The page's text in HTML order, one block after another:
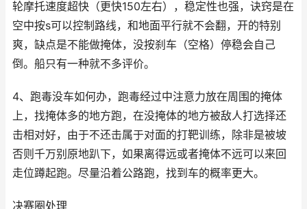
轮摩托速度超快（更快150左右），稳定性也强，诀窍是在
空中按s可以控制路线，和地面平行就不会翻，开的特别
爽，缺点是不能做掩体，没按刹车（空格）停稳会自己
倒。船只有一种就不多评价。
4、跑毒没车如何办，跑毒经过中注意力放在周围的掩体
上，找掩体多的地方跑，在没掩体的地方被敌人打选择还
击相对好，由于不还击属于对面的打靶训练，除非是被坡
否则千万别原地趴下，如果离得远或者掩体不远可以来回
走位蹲起跑。尽量沿着公路跑，找到车的概率更大。
决赛圈处理